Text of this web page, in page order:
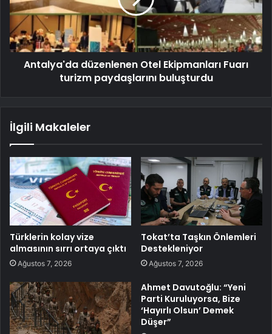
Antalya'da düzenlenen Otel Ekipmanları Fuarı
turizm paydaşlarını buluşturdu
İlgili Makaleler
Türklerin kolay vize
almasının sırrı ortaya çıktı
Ağustos 7, 2026
Tokat’ta Taşkın Önlemleri
Destekleniyor
Ağustos 7, 2026
Ahmet Davutoğlu: “Yeni
Parti Kuruluyorsa, Bize
‘Hayırlı Olsun’ Demek
Düşer”